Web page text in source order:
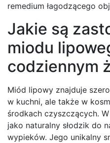
remedium łagodzącego
Jakie są
miodu
codziennym
Miód lipowy znajduje
w kuchni, ale także w
środkach czyszczących.
jako naturalny słodzik do
wypieków. Jego unikalny